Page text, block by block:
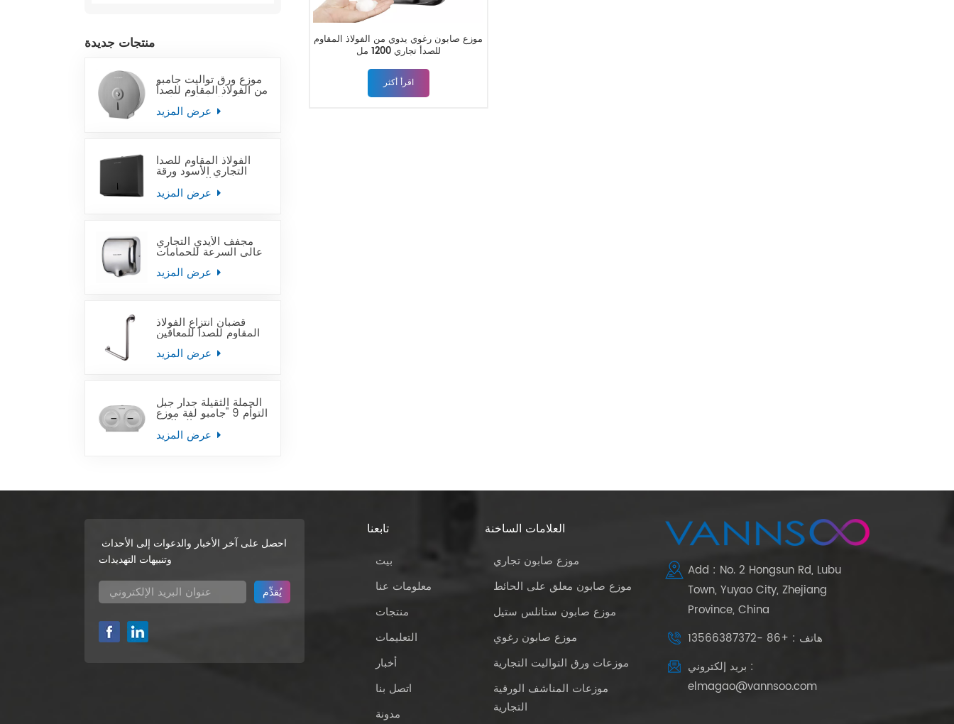
منتجات جديدة
موزع ورق تواليت جامبو
من الفولاذ المقاوم للصدأ
على الحائط التجاري
الفولاذ المقاوم للصدأ
التجاري الأسود ورقة
منشفة اليد موزعات
مجفف الأيدي التجاري
عالي السرعة للحمامات
قضبان انتزاع الفولاذ
المقاوم للصدأ للمعاقين
الجملة الثقيلة جدار جبل
التوأم 9 "جامبو لفة موزع
ورق التواليت
موزع صابون رغوي يدوي من الفولاذ المقاوم
للصدأ تجاري 1200 مل
اقرأ أكثر
تابعنا
بيت
معلومات عنا
منتجات
التعليمات
أخبار
اتصل بنا
مدونة
العلامات الساخنة
موزع صابون تجاري
موزع صابون معلق على الحائط
موزع صابون ستانلس ستيل
موزع صابون رغوي
موزعات ورق التواليت التجارية
موزعات المناشف الورقية
التجارية
Add : No. 2 Hongsun Rd, Lubu
Town, Yuyao City, Zhejiang
Province, China
هاتف : +86 -13566387372
بريد إلكتروني :
elmagao@vannsoo.com